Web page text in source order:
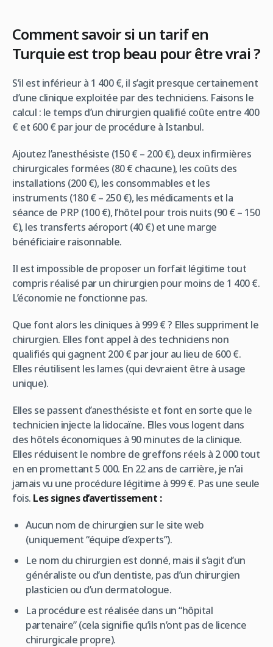
Comment savoir si un tarif en
Turquie est trop beau pour être vrai ?
S’il est inférieur à 1 400 €, il s’agit presque certainement
d’une clinique exploitée par des techniciens. Faisons le
calcul : le temps d’un chirurgien qualifié coûte entre 400
€ et 600 € par jour de procédure à Istanbul.
Ajoutez l’anesthésiste (150 € – 200 €), deux infirmières
chirurgicales formées (80 € chacune), les coûts des
installations (200 €), les consommables et les
instruments (180 € – 250 €), les médicaments et la
séance de PRP (100 €), l’hôtel pour trois nuits (90 € – 150
€), les transferts aéroport (40 €) et une marge
bénéficiaire raisonnable.
Il est impossible de proposer un forfait légitime tout
compris réalisé par un chirurgien pour moins de 1 400 €.
L’économie ne fonctionne pas.
Que font alors les cliniques à 999 € ? Elles suppriment le
chirurgien. Elles font appel à des techniciens non
qualifiés qui gagnent 200 € par jour au lieu de 600 €.
Elles réutilisent les lames (qui devraient être à usage
unique).
Elles se passent d’anesthésiste et font en sorte que le
technicien injecte la lidocaïne. Elles vous logent dans
des hôtels économiques à 90 minutes de la clinique.
Elles réduisent le nombre de greffons réels à 2 000 tout
en en promettant 5 000. En 22 ans de carrière, je n’ai
jamais vu une procédure légitime à 999 €. Pas une seule
fois. Les signes d’avertissement :
Aucun nom de chirurgien sur le site web
(uniquement “équipe d’experts”).
Le nom du chirurgien est donné, mais il s’agit d’un
généraliste ou d’un dentiste, pas d’un chirurgien
plasticien ou d’un dermatologue.
La procédure est réalisée dans un “hôpital
partenaire” (cela signifie qu’ils n’ont pas de licence
chirurgicale propre).